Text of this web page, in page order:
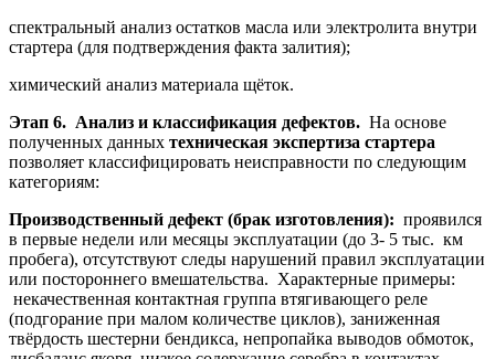
спектральный анализ остатков масла или электролита внутри
стартера (для подтверждения факта залития);
химический анализ материала щёток.
Этап 6. Анализ и классификация дефектов. На основе
полученных данных техническая экспертиза стартера
позволяет классифицировать неисправности по следующим
категориям:
Производственный дефект (брак изготовления): проявился
в первые недели или месяцы эксплуатации (до 3- 5 тыс. км
пробега), отсутствуют следы нарушений правил эксплуатации
или постороннего вмешательства. Характерные примеры:
некачественная контактная группа втягивающего реле
(подгорание при малом количестве циклов), заниженная
твёрдость шестерни бендикса, непропайка выводов обмоток,